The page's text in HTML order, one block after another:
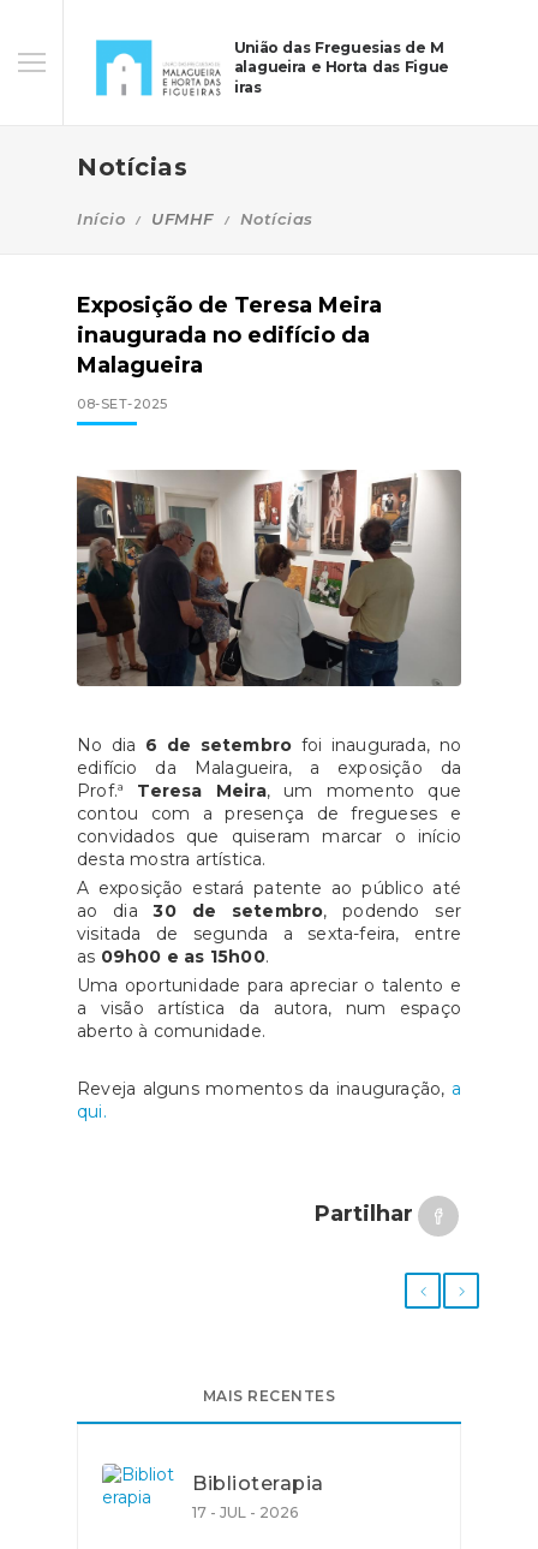
União das Freguesias de M
alagueira e Horta das Figue
iras
Notícias
Início UFMHF Notícias
Exposição de Teresa Meira
inaugurada no edifício da
Malagueira
08-SET-2025
No dia 6 de setembro foi inaugurada, no
edifício da Malagueira, a exposição da
Prof.ª Teresa Meira, um momento que
contou com a presença de fregueses e
convidados que quiseram marcar o início
desta mostra artística.
A exposição estará patente ao público até
ao dia30 de setembro, podendo ser
visitada de segunda a sexta-feira, entre
as 09h00 e as 15h00.
Uma oportunidade para apreciar o talento e
a visão artística da autora, num espaço
aberto à comunidade.
Reveja alguns momentos da inauguração, a
qui.
Partilhar
MAIS RECENTES
Biblioterapia
17 - JUL - 2026